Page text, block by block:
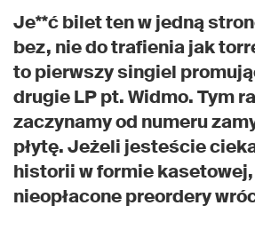
Je**ć bilet ten w jedną
bez, nie do trafienia jak
to pierwszy singiel
drugie LP pt. Widmo. Tym
zaczynamy od numeru
płytę. Jeżeli jesteście
historii w formie
nieopłacone preordery